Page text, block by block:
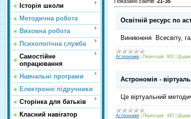
Історія школи
Методична робота
Виховна робота
Психологічна служба
Самостійне
опрацювання
Навчальні програми
Електронні підручники
Сторінка для батьків
Класний навігатор
Освітній ресурс по
Виникненя Всесвіту,
Астрономія Переходів: 901 Додав:
Астрономія -
Це віртуальний
Астрономія Переходів: 445 Додав: